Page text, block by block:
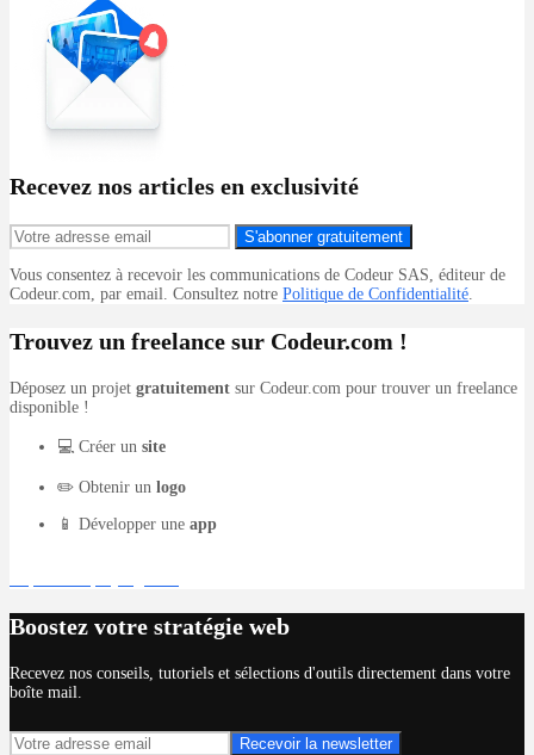
Recevez nos articles en exclusivité
S'abonner gratuitement
Vous consentez à recevoir les communications de Codeur SAS, éditeur de
Codeur.com, par email. Consultez notre Politique de Confidentialité
Trouvez un freelance sur Codeur.com !
Déposez un projet gratuitement sur Codeur.com pour trouver un freelance
disponible !
💻 Créer un site
✏️ Obtenir un logo
📱 Développer une app
Boostez votre stratégie web
Recevez nos conseils, tutoriels et sélections d'outils directement dans votre
boîte mail.